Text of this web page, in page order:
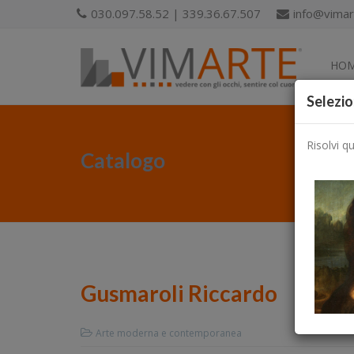
030.097.58.52 | 339.36.67.507
Catalogo
Gusmaroli Riccardo
Arte moderna e contemporanea
Risolvi